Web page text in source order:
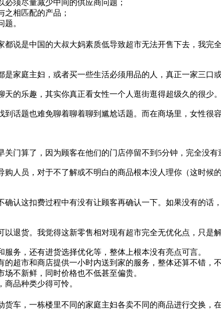
须尽量减少中间的供应商问题；
相匹配的产品；
。
说是中国的大叔大妈素质低导致超市无法开售下去，我
家庭主妇，或者买一些生活必须用品的人，真正一家三口
的乐趣，其实你真正看女性一个人逛街逛得超级久的很少。
话题也难免聊着聊着聊到尴尬话题。而在商场里，女性很
门算了，因为顾客在他们的门店停留不到5分钟，完全没有
人员，对于不了解或不明白的商品根本没人理你（这时
认这扣费过程中有没有让顾客再确认一下。如果没有的
退货。我觉得这新零售相对现有超市完全无优化点，只是
务，还有进货选择优化等，整体上根本没有亮点可言。
超市和商店提供一小时内送到家的服务，整体还算不错
不新鲜，同时价格也不低甚至偏贵。
品种类少得可怜。
车，一栋楼里不同的家庭主妇各卖不同的商品进行交换，